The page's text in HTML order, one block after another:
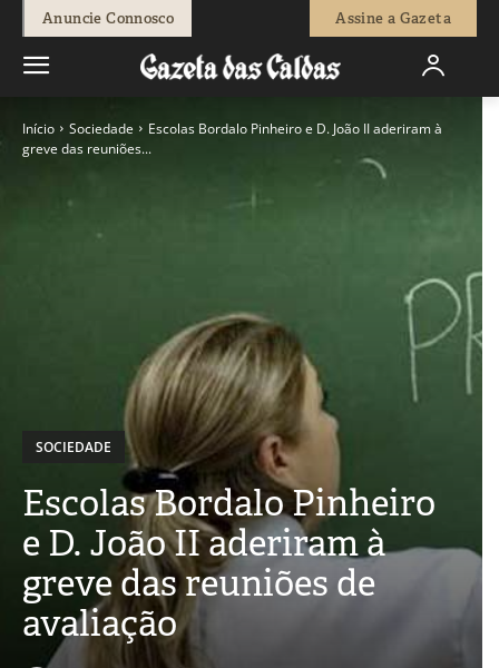
Anuncie Connosco Assine a Gazeta
Início Sociedade
Escolas Bordalo Pinheiro e D. João II aderiram à
greve das reuniões...
SOCIEDADE
Escolas Bordalo Pinheiro
e D. João II aderiram à
greve das reuniões de
avaliação